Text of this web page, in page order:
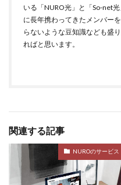
いる「NURO光」と「So-net
に長年携わってきたメンバー
らないような豆知識なども盛
ればと思います。
関連する記事
NUROのサービス